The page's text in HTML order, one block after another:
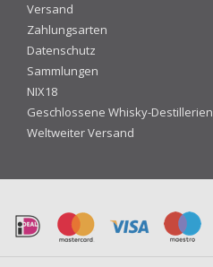
Versand
Zahlungsarten
Datenschutz
Sammlungen
NIX18
Geschlossene Whisky-Destillerien
Weltweiter Versand